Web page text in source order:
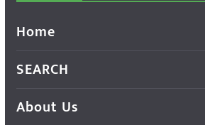
Home
SEARCH
About Us